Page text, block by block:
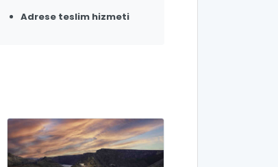
Adrese teslim hizmeti